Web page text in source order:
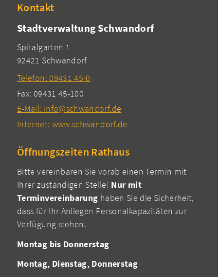
Kontakt
Stadtverwaltung Schwandorf
Spitalgarten 1
92421 Schwandorf
Telefon: 09431 45-0
Fax: 09431 45-100
E-Mail: info@schwandorf.de
Internet: www.schwandorf.de
Öffnungszeiten Rathaus
Bitte vereinbaren Sie vorab einen Termin mit
Ihrer zuständigen Stelle! Nur mit
Terminvereinbarung haben Sie die Sicherheit,
dass für Ihr Anliegen Personalkapazitäten zur
Verfügung stehen.
Montag bis Donnerstag
Montag, Dienstag, Donnerstag